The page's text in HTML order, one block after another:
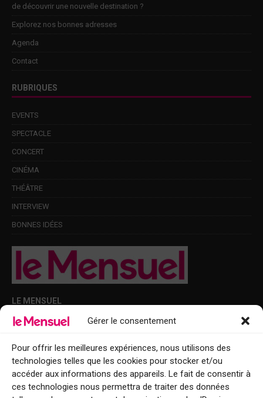
Gérer le consentement
Pour offrir les meilleures expériences, nous utilisons des
technologies telles que les cookies pour stocker et/ou
accéder aux informations des appareils. Le fait de consentir à
ces technologies nous permettra de traiter des données
de découvrir une nouvelle destination ?
Explorez nos bonnes adresses
Agenda
Contact
RUBRIQUES
EVENTS
SPECTACLE
CONCERT
CINÉMA
THÉÂTRE
INTERVIEW
BONNES IDÉES
LE MENSUEL
Points de diffusion Var et Alpes-Maritimes : oû trouver Le Mensuel ?
Le Mensuel en PDF : consultez le magazine en ligne
Qui sommes-nous ?
BFM Top Sorties